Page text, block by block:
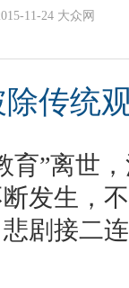
11-24 大众网
传统
育”离世
发生，
剧接二